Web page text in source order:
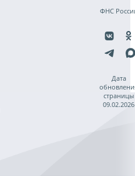
ФНС
Дата
страницы
09.02.2026